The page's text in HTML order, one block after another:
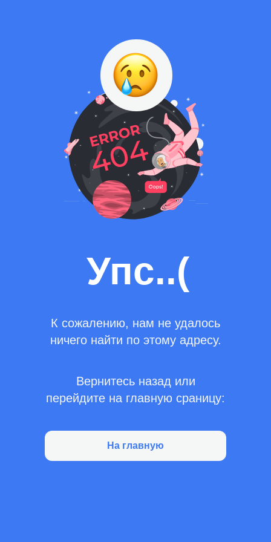
Упс..(
К сожалению, нам не удалось
ничего найти по этому адресу.
Вернитесь назад или
перейдите на главную сраницу:
На главную